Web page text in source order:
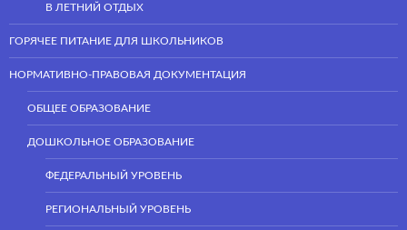
В ЛЕТНИЙ ОТДЫХ
ГОРЯЧЕЕ ПИТАНИЕ ДЛЯ ШКОЛЬНИКОВ
НОРМАТИВНО-ПРАВОВАЯ ДОКУМЕНТАЦИЯ
ОБЩЕЕ ОБРАЗОВАНИЕ
ДОШКОЛЬНОЕ ОБРАЗОВАНИЕ
ФЕДЕРАЛЬНЫЙ УРОВЕНЬ
РЕГИОНАЛЬНЫЙ УРОВЕНЬ